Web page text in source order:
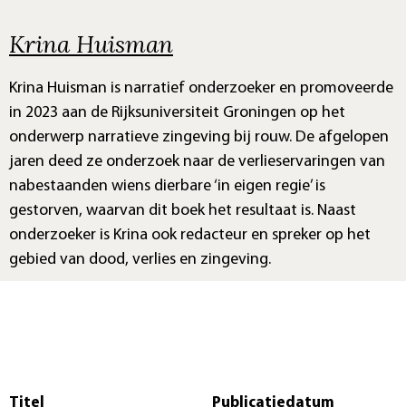
Krina Huisman
Krina Huisman is narratief onderzoeker en promoveerde
in 2023 aan de Rijksuniversiteit Groningen op het
onderwerp narratieve zingeving bij rouw. De afgelopen
jaren deed ze onderzoek naar de verlieservaringen van
nabestaanden wiens dierbare ‘in eigen regie’ is
gestorven, waarvan dit boek het resultaat is. Naast
onderzoeker is Krina ook redacteur en spreker op het
gebied van dood, verlies en zingeving.
Titel Publicatiedatum